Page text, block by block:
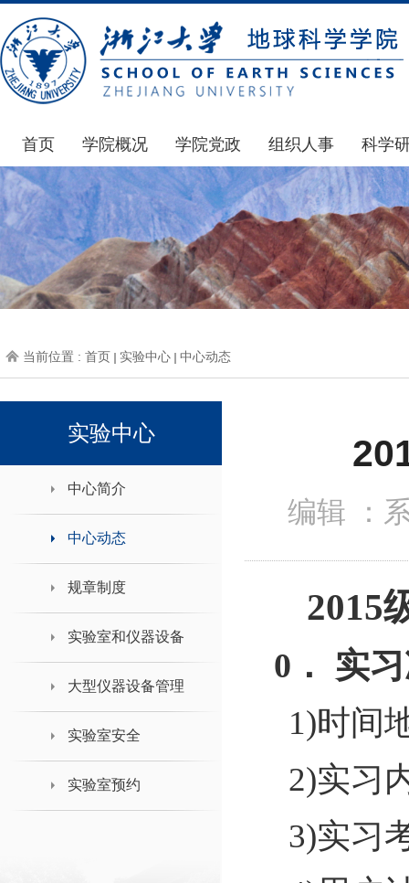
首页 学院概况
学院简介
发展简史
组织机构
师资力量
学院院刊
学院党政
通知公告
学院发文
党委会议纪要
党政联席会议纪要
人力资源会议纪要
办事指南
组织人事
通知公告
博士后管理
人才招聘
年度考核
下载专区
科学
国家
科研
通知
科研
地科
当前位置 : 首页 实验中心 中心动态
实验中心
中心简介
中心动态
规章制度
实验室和仪器设备
大型仪器设备管理
实验室安全
实验室预约
编辑 ：
2015
0 ． 实
1)时间
2)实习
3)实习